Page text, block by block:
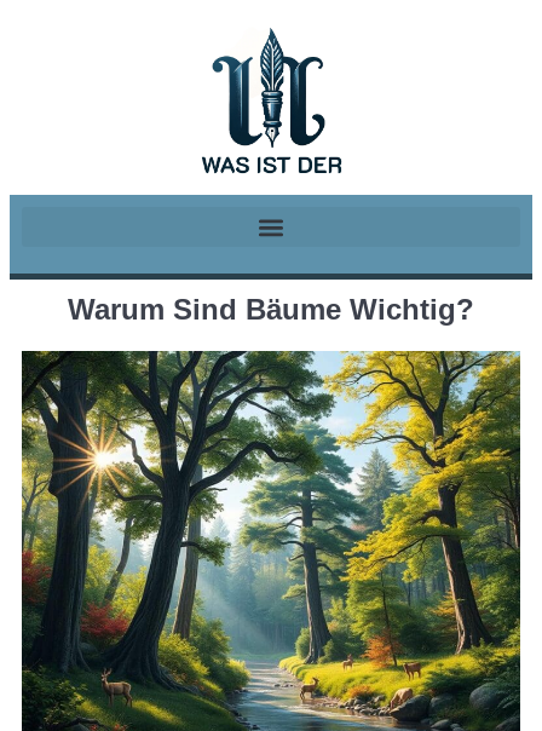
Warum Sind Bäume Wichtig?